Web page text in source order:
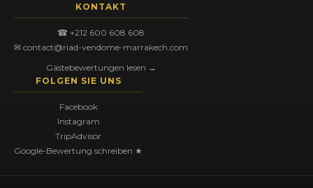
KONTAKT
☎ +212 600 608 608
✉ contact@riad-vendome-marrakech.com
Gästebewertungen lesen →
FOLGEN SIE UNS
Facebook
Instagram
TripAdvisor
Google-Bewertung schreiben ★